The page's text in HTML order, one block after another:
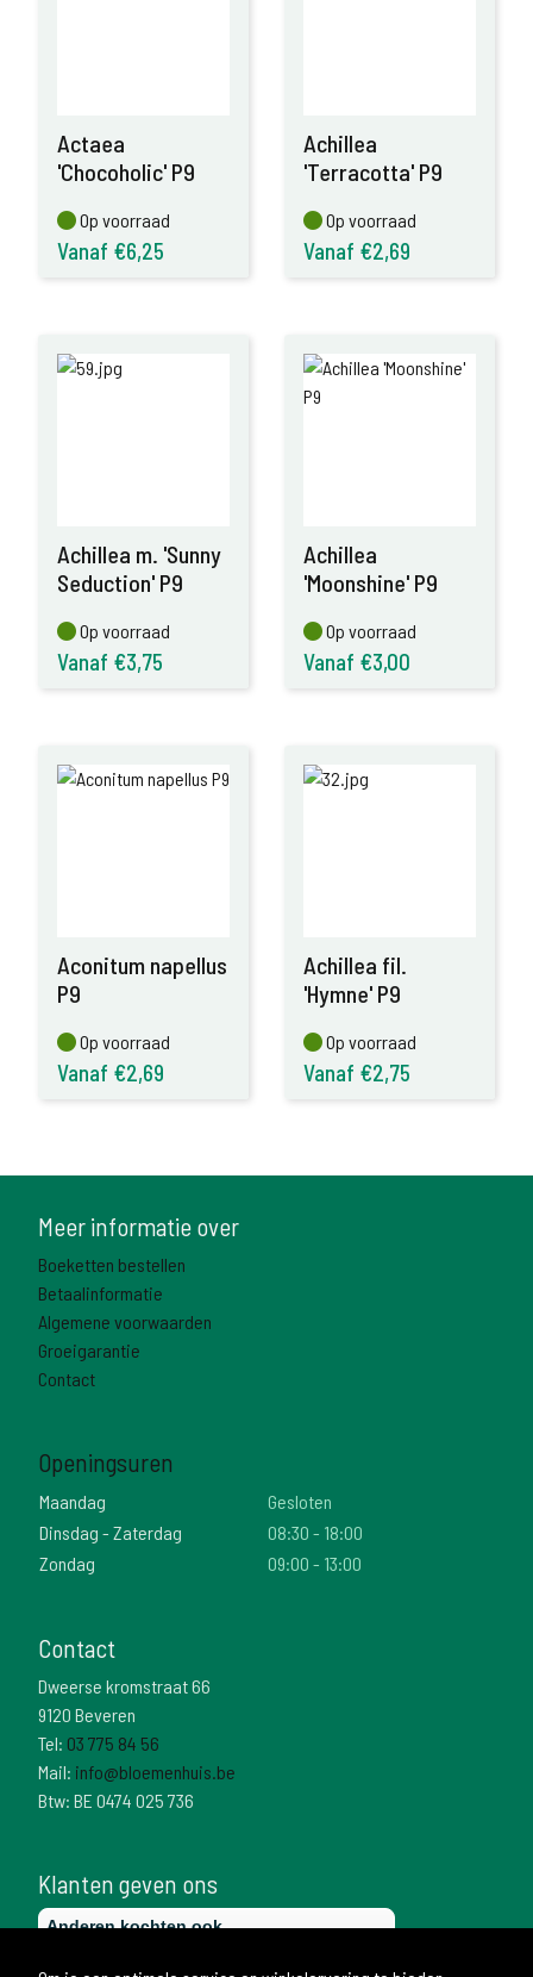
Actaea
'Chocoholic' P9
Op voorraad
Op voorraad
Vanaf €6,25
Achillea
'Terracotta' P9
Op voorraad
Op voorraad
Vanaf €2,69
Achillea m. 'Sunny
Seduction' P9
Op voorraad
Op voorraad
Vanaf €3,75
Achillea
'Moonshine' P9
Op voorraad
Op voorraad
Vanaf €3,00
Aconitum napellus
P9
Op voorraad
Op voorraad
Vanaf €2,69
Achillea fil.
'Hymne' P9
Op voorraad
Op voorraad
Vanaf €2,75
Meer informatie over
Boeketten bestellen
Betaalinformatie
Algemene voorwaarden
Groeigarantie
Contact
Openingsuren
Maandag
Gesloten
Dinsdag - Zaterdag
08:30 - 18:00
Zondag
09:00 - 13:00
Contact
Dweerse kromstraat 66
9120 Beveren
Tel: 03 775 84 56
Mail: info@bloemenhuis.be
Btw: BE 0474 025 736
Klanten geven ons